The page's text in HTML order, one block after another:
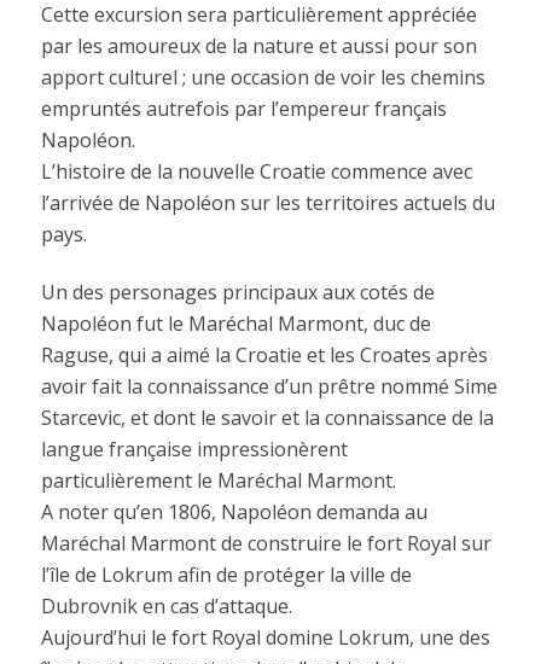
Cette excursion sera particulièrement appréciée
par les amoureux de la nature et aussi pour son
apport culturel ; une occasion de voir les chemins
empruntés autrefois par l’empereur français
Napoléon.
L’histoire de la nouvelle Croatie commence avec
l’arrivée de Napoléon sur les territoires actuels du
pays.
Un des personages principaux aux cotés de
Napoléon fut le Maréchal Marmont, duc de
Raguse, qui a aimé la Croatie et les Croates après
avoir fait la connaissance d’un prêtre nommé Sime
Starcevic, et dont le savoir et la connaissance de la
langue française impressionèrent
particulièrement le Maréchal Marmont.
A noter qu’en 1806, Napoléon demanda au
Maréchal Marmont de construire le fort Royal sur
l’île de Lokrum afin de protéger la ville de
Dubrovnik en cas d’attaque.
Aujourd’hui le fort Royal domine Lokrum, une des